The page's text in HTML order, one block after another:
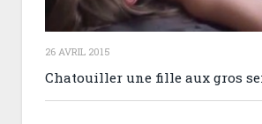
26 AVRIL 2015
Chatouiller une fille aux gros